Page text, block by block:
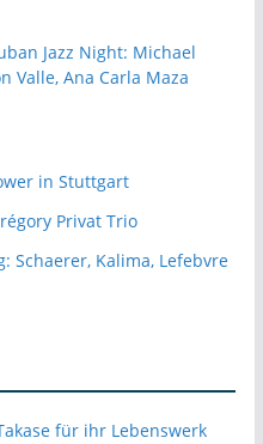
Jazz Night: Michael
Valle, Ana Carla Maza
in Stuttgart
Privat Trio
Schaerer, Kalima, Lefebvre
für ihr Lebenswerk